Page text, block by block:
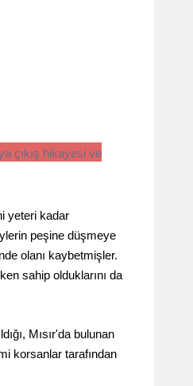
çıkış hikayesi ve
yeteri kadar
peşine düşmeye
olanı kaybetmişler.
sahip olduklarını da
Mısır'da bulunan
korsanlar tarafından